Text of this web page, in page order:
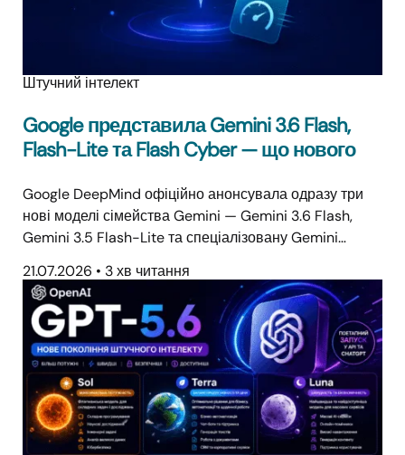
Штучний інтелект
Google представила Gemini 3.6 Flash,
Flash-Lite та Flash Cyber — що нового
Google DeepMind офіційно анонсувала одразу три
нові моделі сімейства Gemini — Gemini 3.6 Flash,
Gemini 3.5 Flash-Lite та спеціалізовану Gemini…
21.07.2026 • 3 хв читання